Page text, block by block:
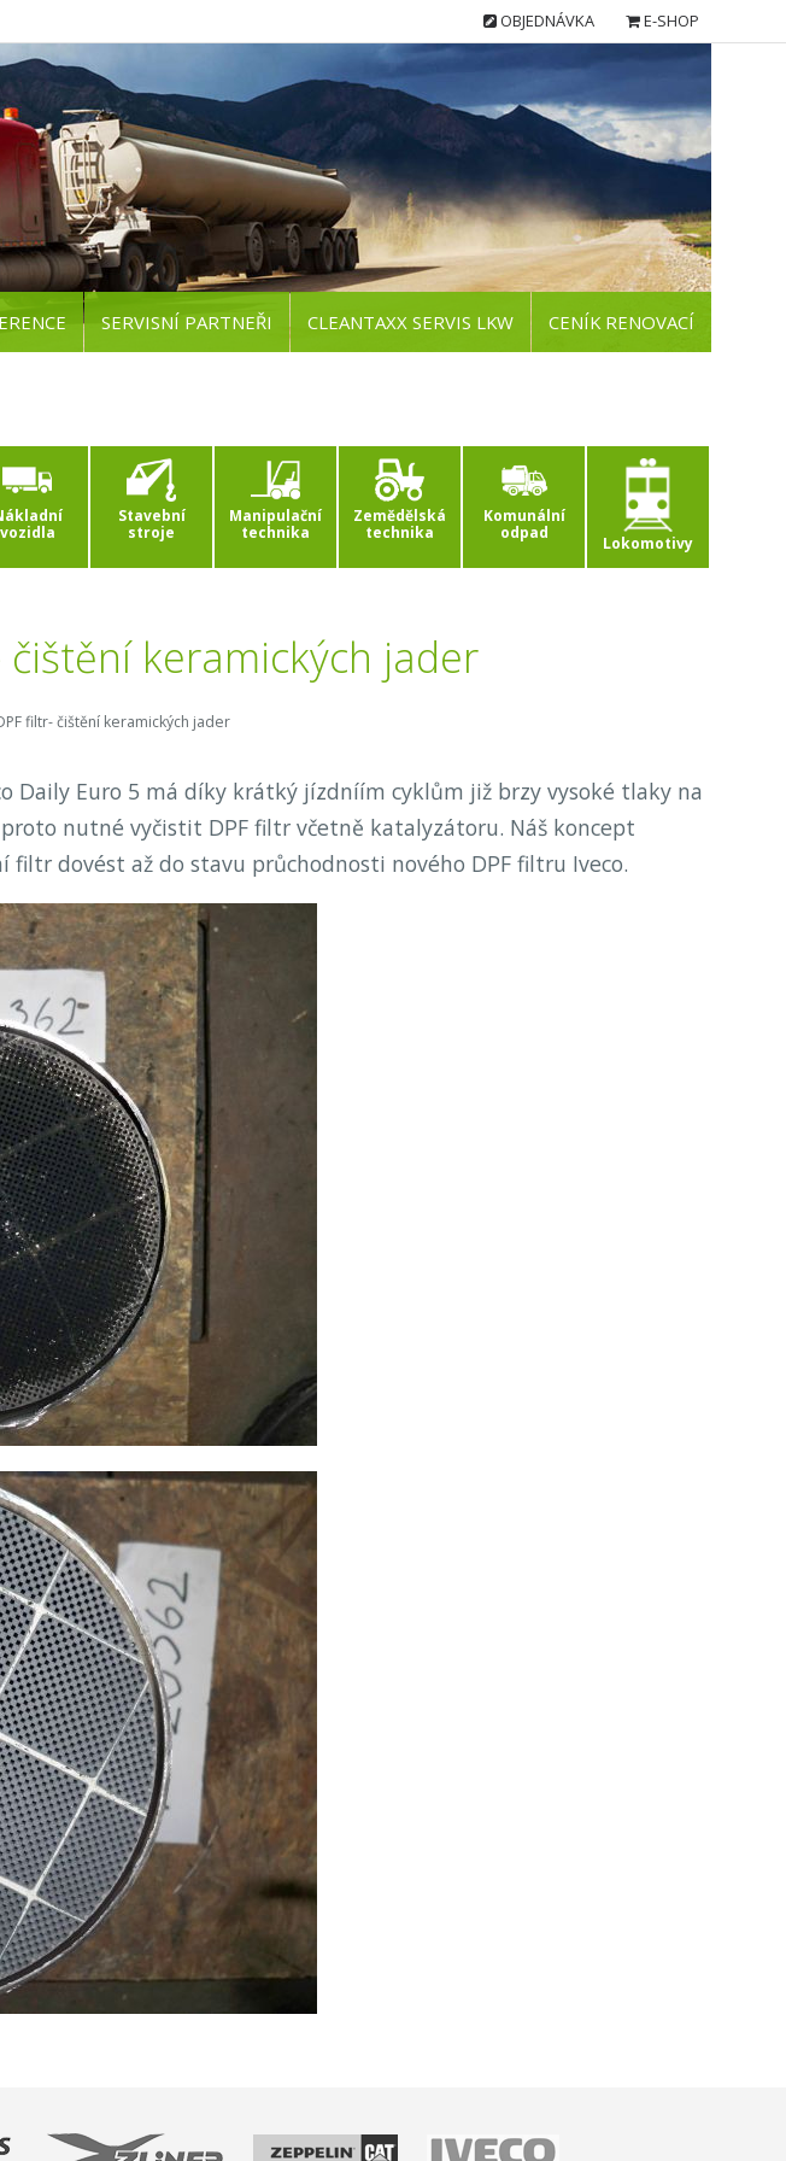
OBJEDNÁVKA E-SHOP
vozidla
Stavební
stroje
Manipulační
technika
Zemědělská
technika
Komunální
odpad
Lokomotivy
keramických jader
filtr- čištění keramických jader
Daily Euro 5 má díky krátký jízdníím cyklům již brzy vysoké tlaky na
nutné vyčistit DPF filtr včetně katalyzátoru. Náš koncept
filtr dovést až do stavu průchodnosti nového DPF filtru Iveco.
SERVISNÍ PARTNEŘI CLEANTAXX SERVIS LKW CENÍK RENOVACÍ